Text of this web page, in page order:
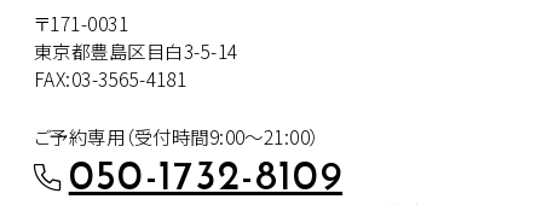
〒171-0031
東京都豊島区目白3-5-14
FAX:03-3565-4181
ご予約専用（受付時間9:00～21:00）
050-1732-8109